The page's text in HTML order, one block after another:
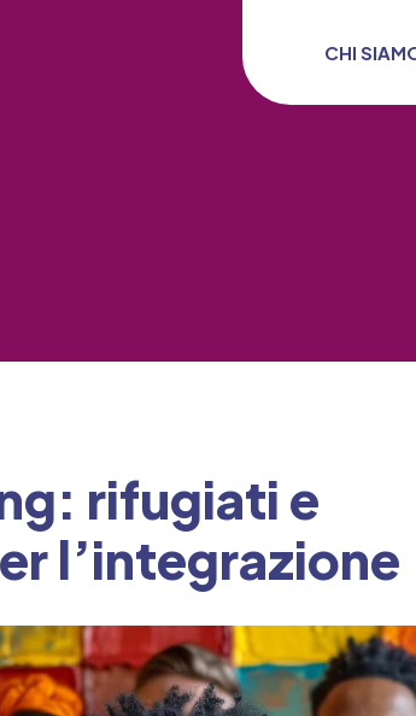
CHI
rifugiati e
l’integrazione